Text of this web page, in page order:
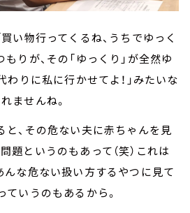
い物行ってくるね、うちでゆっく
りが、その「ゆっくり」が全然ゆ
わりに私に行かせてよ！」みたいな
ませんね。
と、その危ない夫に赤ちゃんを見
題というのもあって（笑）これは
んな危ない扱い方するやつに見て
ていうのもあるから。